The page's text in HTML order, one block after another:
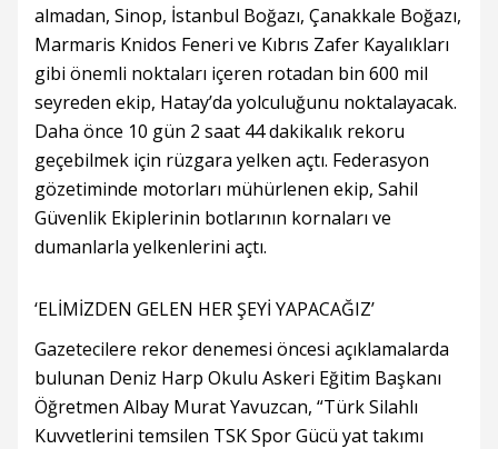
almadan, Sinop, İstanbul Boğazı, Çanakkale Boğazı,
Marmaris Knidos Feneri ve Kıbrıs Zafer Kayalıkları
gibi önemli noktaları içeren rotadan bin 600 mil
seyreden ekip, Hatay’da yolculuğunu noktalayacak.
Daha önce 10 gün 2 saat 44 dakikalık rekoru
geçebilmek için rüzgara yelken açtı. Federasyon
gözetiminde motorları mühürlenen ekip, Sahil
Güvenlik Ekiplerinin botlarının kornaları ve
dumanlarla yelkenlerini açtı.
‘ELİMİZDEN GELEN HER ŞEYİ YAPACAĞIZ’
Gazetecilere rekor denemesi öncesi açıklamalarda
bulunan Deniz Harp Okulu Askeri Eğitim Başkanı
Öğretmen Albay Murat Yavuzcan, “Türk Silahlı
Kuvvetlerini temsilen TSK Spor Gücü yat takımı